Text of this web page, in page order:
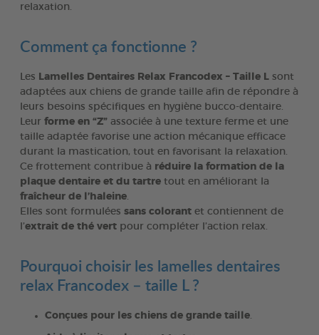
relaxation.
Comment ça fonctionne ?
Les Lamelles Dentaires Relax Francodex – Taille L sont
adaptées aux chiens de grande taille afin de répondre à
leurs besoins spécifiques en hygiène bucco-dentaire.
Leur forme en “Z” associée à une texture ferme et une
taille adaptée favorise une action mécanique efficace
durant la mastication, tout en favorisant la relaxation.
Ce frottement contribue à réduire la formation de la
plaque dentaire et du tartre tout en améliorant la
fraîcheur de l’haleine
Elles sont formulées sans colorant et contiennent de
l’extrait de thé vert pour compléter l’action relax.
Pourquoi choisir les lamelles dentaires
relax Francodex – taille L ?
Conçues pour les chiens de grande taille